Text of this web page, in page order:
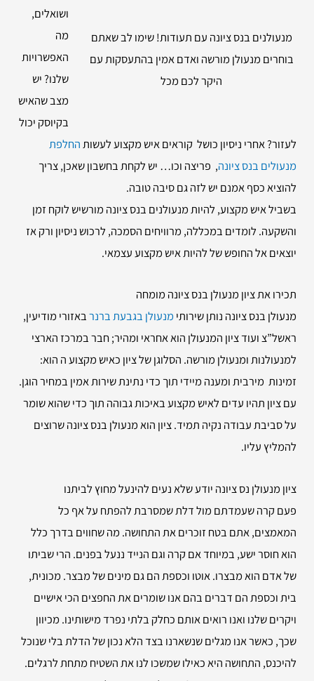
מנעולנים בנס ציונה עם תעודות! שימו לב שאתם
בוחרים מנעולן מורשה ואדם אמין בהתעסקות עם
היקר לכם מכל
ושואלים,
מה
האפשרויות
שלנו? יש
מצב שהאיש
בקיוסק יכול
לעזור? אחרי ניסיון כושל קוראים איש מקצוע לעשותהחלפת
מנעולים בנס ציונה, פריצה וכו… יש לקחת בחשבון שאכן, צריך
להוציא כסף אמנם יש לזה גם סיבה טובה.
בשביל איש מקצוע, להיות מנעולנים בנס ציונה מורשיש לוקח זמן
והשקעה. לומדים במכללה, מרוויחים הסמכה, לרכוש ניסיון ורק אז
יוצאים אל החופש של להיות איש מקצוע עצמאי.
תכירו את ציון מנעולן בנס ציונה מומחה
מנעולן בנס ציונה נותן שירותי מנעולן בגבעת ברנרבאזורי מודיעין,
ראשל”צ ועוד ציון המנעולן הוא אחראי ומהיר; חבר במרכז הארצי
למנעולנות ומנעולן מורשה. הסלוגן של ציון כאיש מקצוע ה הוא:
זמינות מירבית ומענה מיידי תוך כדי נתינת שירות אמין במחיר הוגן.
עם ציון תהיו עדים לאיש מקצוע באיכות גבוהה תוך כדי שהוא שומר
על סביבת עבודה נקיה תמיד. ציון הוא מנעולן בנס ציונה שרוצים
להמליץ עליו.
ציון מנעולן נס ציונה יודע שלא נעים להינעל מחוץ לביתנו
פעם קרה שעמדתם מול דלת שמסרבת להפתח על אף כל
המאמצים, אתם בטח זוכרים את התחושה. מה שחווים בדרך כלל
הוא חוסר ישע, במיוחד אם קרה וגם הנייד ננעל בפנים. הרי שביתו
של אדם הוא מבצרו. אוטו וכספת הם גם מינים של מבצר. מכונית,
בית וכספת הם דברים בהם אנו שומרים את החפצים הכי אישיים
ויקרים שלנו ואנו רואים אותם כחלק בלתי נפרד מישותינו. מכיוון
שכך, כאשר אנו מגלים שנשארנו בצד הלא נכון של הדלת בלי שנוכל
להיכנס, התחושה היא כאילו שמשכו לנו את השטיח מתחת לרגלים.